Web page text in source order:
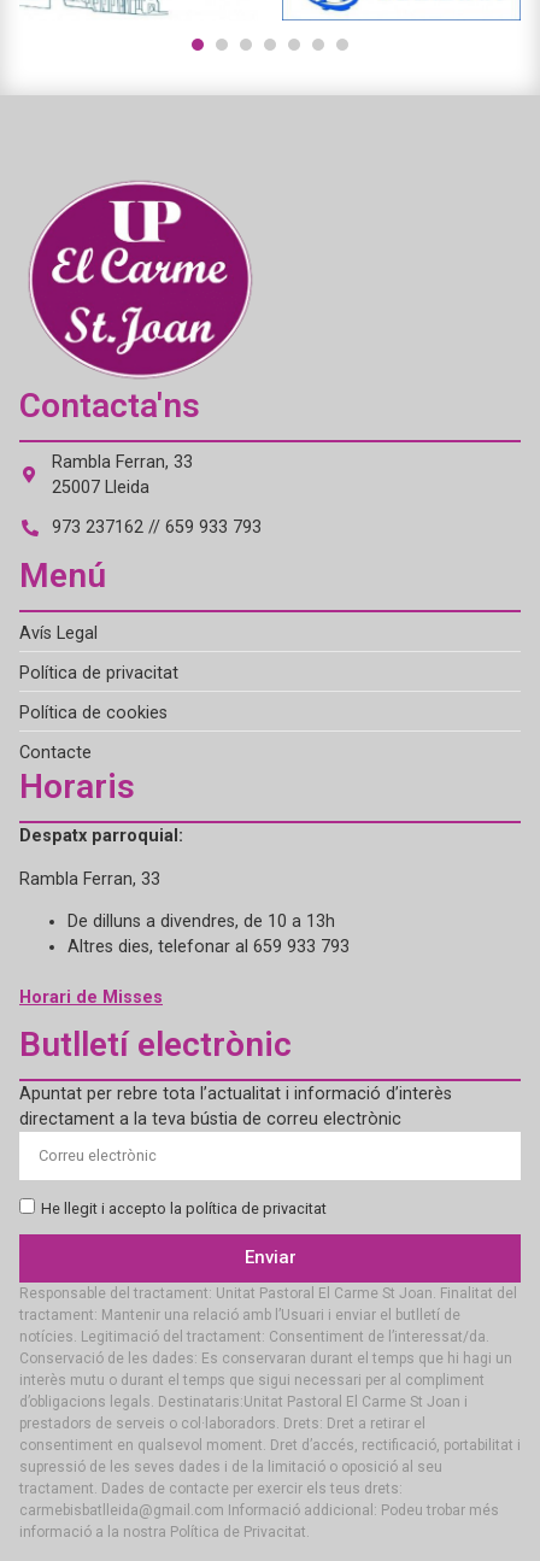
Contacta'ns
Rambla Ferran, 33
25007 Lleida
973 237162 // 659 933 793
Menú
Avís Legal
Política de privacitat
Política de cookies
Contacte
Horaris
Despatx parroquial:
Rambla Ferran, 33
De dilluns a divendres, de 10 a 13h
Altres dies, telefonar al 659 933 793
Horari de Misses
Butlletí electrònic
Apuntat per rebre tota l’actualitat i informació d’interès
directament a la teva bústia de correu electrònic
He llegit i accepto la política de privacitat
Enviar
Responsable del tractament: Unitat Pastoral El Carme St Joan. Finalitat del
tractament: Mantenir una relació amb l’Usuari i enviar el butlletí de
notícies. Legitimació del tractament: Consentiment de l’interessat/da.
Conservació de les dades: Es conservaran durant el temps que hi hagi un
interès mutu o durant el temps que sigui necessari per al compliment
d’obligacions legals. Destinataris:Unitat Pastoral El Carme St Joan i
prestadors de serveis o col·laboradors. Drets: Dret a retirar el
consentiment en qualsevol moment. Dret d’accés, rectificació, portabilitat i
supressió de les seves dades i de la limitació o oposició al seu
tractament. Dades de contacte per exercir els teus drets:
carmebisbatlleida@gmail.com Informació addicional: Podeu trobar més
informació a la nostra Política de Privacitat.